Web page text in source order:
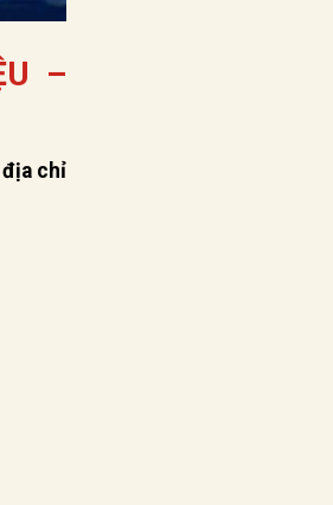
–
chỉ